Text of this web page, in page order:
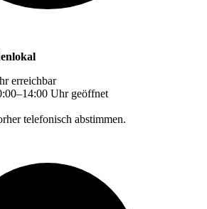
erreichbar
Uhr geöffnet
telefonisch abstimmen.